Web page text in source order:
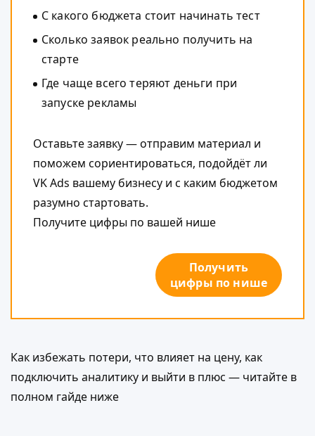
С какого бюджета стоит начинать тест
Сколько заявок реально получить на
старте
Где чаще всего теряют деньги при
запуске рекламы
Оставьте заявку — отправим материал и
поможем сориентироваться, подойдёт ли
VK Ads вашему бизнесу и с каким бюджетом
разумно стартовать.
Получите цифры по вашей нише
Получить
цифры по нише
Как избежать потери, что влияет на цену, как
подключить аналитику и выйти в плюс — читайте в
полном гайде ниже